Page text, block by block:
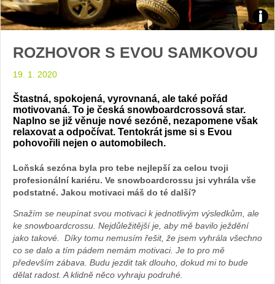
ROZHOVOR S EVOU SAMKOVOU
19. 1. 2020
Štastná, spokojená, vyrovnaná, ale také pořád
motivovaná. To je česká snowboardcrossová star.
Naplno se již věnuje nové sezóně, nezapomene však
relaxovat a odpočívat. Tentokrát jsme si s Evou
pohovořili nejen o automobilech.
Loňská sezóna byla pro tebe nejlepší za celou tvoji
profesionální kariéru. Ve snowboardcrossu jsi vyhrála vše
podstatné. Jakou motivaci máš do té další?
Snažím se neupínat svou motivaci k jednotlivým výsledkům, ale
ke snowboardcrossu. Nejdůležitější je, aby mě bavilo ježdění
jako takové. Díky tomu nemusím řešit, že jsem vyhrála všechno
co se dalo a tím pádem nemám motivaci. Je to pro mě
především zábava. Budu jezdit tak dlouho, dokud mi to bude
dělat radost. A klidně něco vyhraju podruhé.